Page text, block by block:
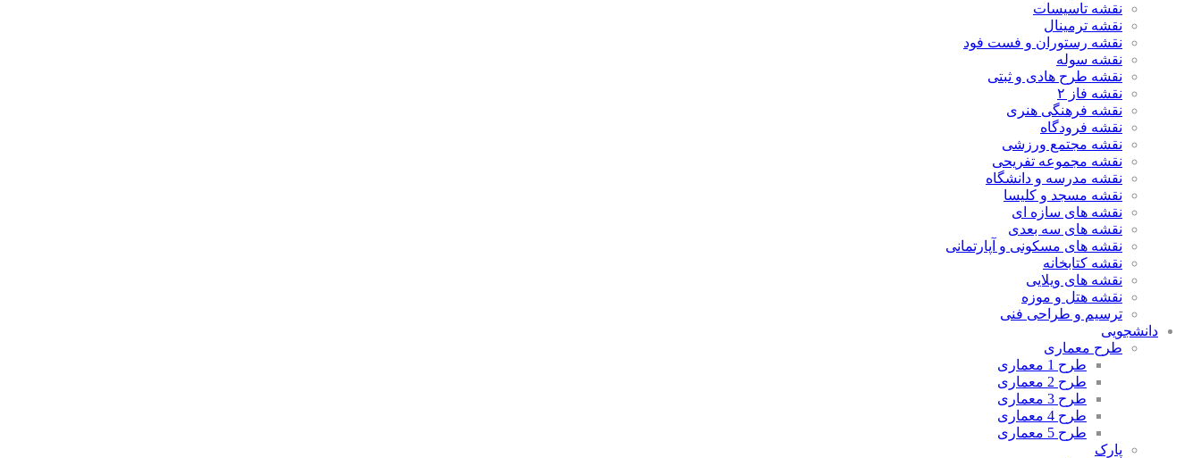
نقشه تاسیسات
نقشه ترمینال
نقشه رستوران و فست فود
نقشه سوله
نقشه طرح هادی و ثبتی
نقشه فاز ۲
نقشه فرهنگی هنری
نقشه فرودگاه
نقشه مجتمع ورزشی
نقشه مجموعه تفریحی
نقشه مدرسه و دانشگاه
نقشه مسجد و کلیسا
نقشه های سازه ای
نقشه های سه بعدی
نقشه های مسکونی و آپارتمانی
نقشه کتابخانه
نقشه های ویلایی
نقشه هتل و موزه
ترسیم و طراحی فنی
دانشجویی
طرح معماری
طرح 1 معماری
طرح 2 معماری
طرح 3 معماری
طرح 4 معماری
طرح 5 معماری
پارک